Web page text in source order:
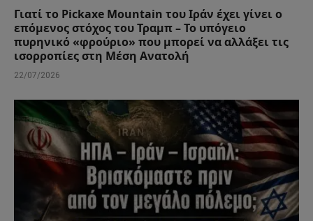
Γιατί το Pickaxe Mountain του Ιράν έχει γίνει ο
επόμενος στόχος του Τραμπ – Το υπόγειο
πυρηνικό «φρούριο» που μπορεί να αλλάξει τις
ισορροπίες στη Μέση Ανατολή
22/07/2026